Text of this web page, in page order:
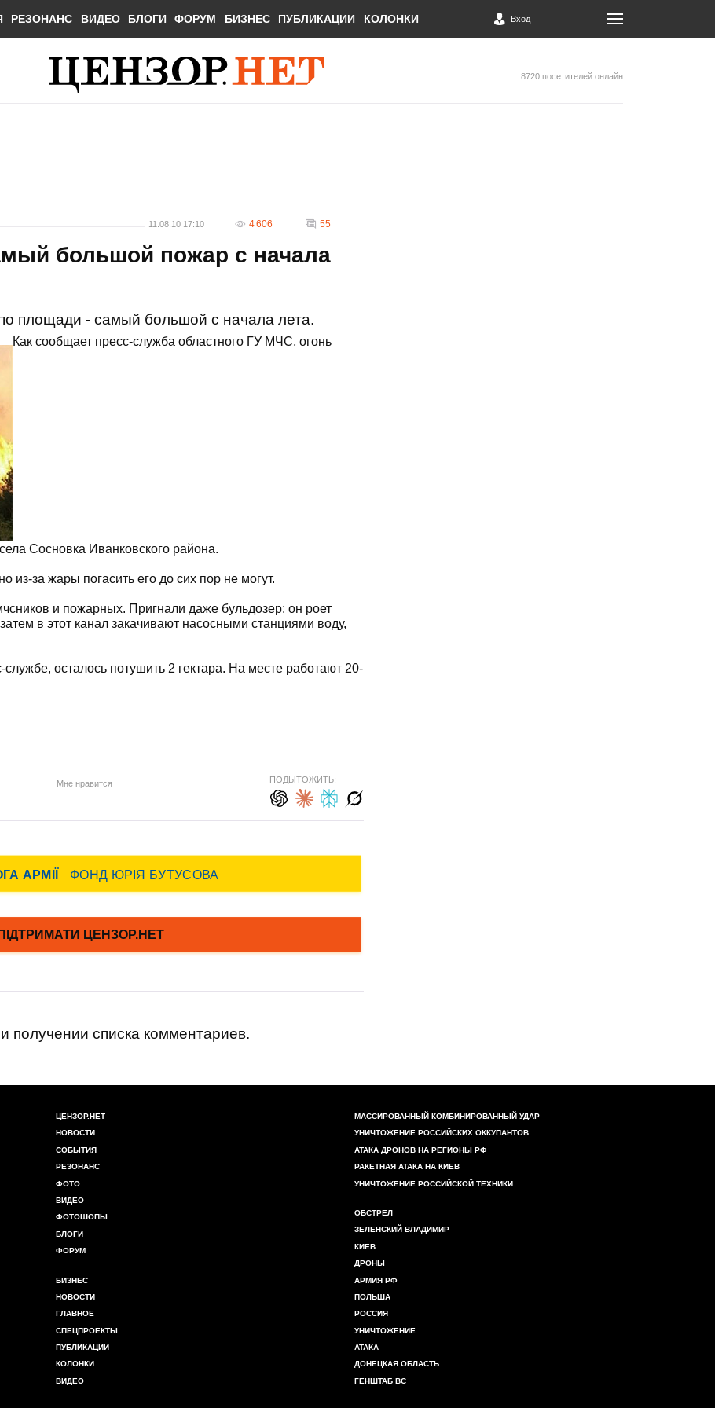
РЕЗОНАНС ВИДЕО БЛОГИ ФОРУМ БИЗНЕС ПУБЛИКАЦИИ КОЛОНКИ Вход
8720 посетителей онлайн
11.08.10 17:10 4 606 55
большой пожар с начала
площади - самый большой с начала лета.
Как сообщает пресс-служба областного ГУ МЧС, огонь
Сосновка Иванковского района.
из-за жары погасить его до сих пор не могут.
и пожарных. Пригнали даже бульдозер: он роет
в этот канал закачивают насосными станциями воду,
осталось потушить 2 гектара. На месте работают 20-
Мне нравится ПОДЫТОЖИТЬ:
получении списка комментариев.
ЦЕНЗОР.НЕТ
НОВОСТИ
СОБЫТИЯ
РЕЗОНАНС
ФОТО
ВИДЕО
ФОТОШОПЫ
БЛОГИ
ФОРУМ
БИЗНЕС
НОВОСТИ
ГЛАВНОЕ
СПЕЦПРОЕКТЫ
ПУБЛИКАЦИИ
КОЛОНКИ
ВИДЕО
МАССИРОВАННЫЙ КОМБИНИРОВАННЫЙ УДАР
УНИЧТОЖЕНИЕ РОССИЙСКИХ ОККУПАНТОВ
АТАКА ДРОНОВ НА РЕГИОНЫ РФ
РАКЕТНАЯ АТАКА НА КИЕВ
УНИЧТОЖЕНИЕ РОССИЙСКОЙ ТЕХНИКИ
ОБСТРЕЛ
ЗЕЛЕНСКИЙ ВЛАДИМИР
КИЕВ
ДРОНЫ
АРМИЯ РФ
ПОЛЬША
РОССИЯ
УНИЧТОЖЕНИЕ
АТАКА
ДОНЕЦКАЯ ОБЛАСТЬ
ГЕНШТАБ ВС